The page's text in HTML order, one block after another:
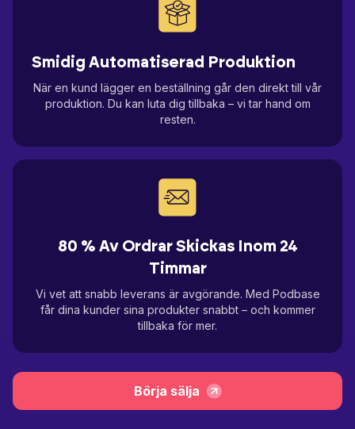
Smidig Automatiserad Produktion
När en kund lägger en beställning går den direkt till vår
produktion. Du kan luta dig tillbaka – vi tar hand om
resten.
80 % Av Ordrar Skickas Inom 24
Timmar
Vi vet att snabb leverans är avgörande. Med Podbase
får dina kunder sina produkter snabbt – och kommer
tillbaka för mer.
Börja sälja